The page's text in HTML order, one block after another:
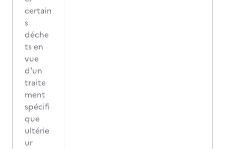
certain
s
déche
ts en
vue
d'un
traite
ment
spécifi
que
ultérie
ur